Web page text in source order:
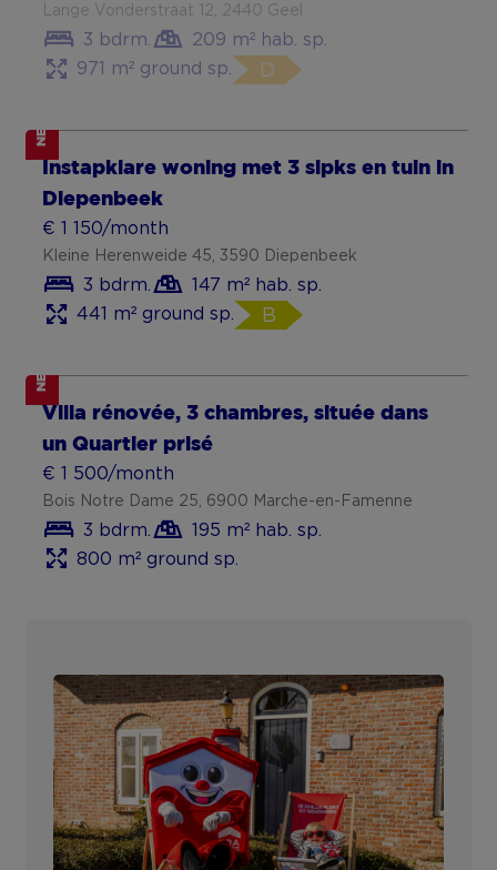
Lange Vonderstraat 12, 2440 Geel
3 bdrm.
209 m² hab. sp.
971 m² ground sp.
D
NEW
Instapklare woning met 3 slpks en tuin in
Diepenbeek
€ 1 150/month
Kleine Herenweide 45, 3590 Diepenbeek
3 bdrm.
147 m² hab. sp.
441 m² ground sp.
B
NEW
Villa rénovée, 3 chambres, située dans
un Quartier prisé
€ 1 500/month
Bois Notre Dame 25, 6900 Marche-en-Famenne
3 bdrm.
195 m² hab. sp.
800 m² ground sp.